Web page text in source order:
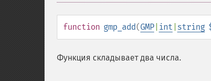
function gmp_add(GMP int string
Функция складывает два числа.